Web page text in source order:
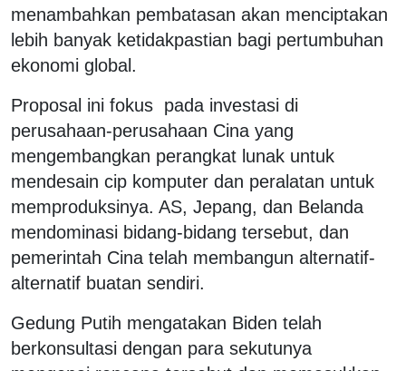
menambahkan pembatasan akan menciptakan
lebih banyak ketidakpastian bagi pertumbuhan
ekonomi global.
Proposal ini fokus pada investasi di
perusahaan-perusahaan Cina yang
mengembangkan perangkat lunak untuk
mendesain cip komputer dan peralatan untuk
memproduksinya. AS, Jepang, dan Belanda
mendominasi bidang-bidang tersebut, dan
pemerintah Cina telah membangun alternatif-
alternatif buatan sendiri.
Gedung Putih mengatakan Biden telah
berkonsultasi dengan para sekutunya